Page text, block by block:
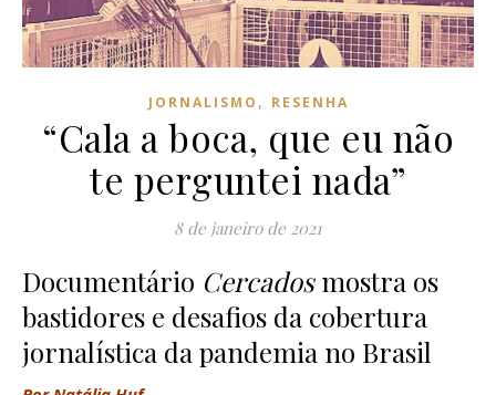
JORNALISMO , RESENHA
“Cala a boca, que eu não
te perguntei nada”
8 de janeiro de 2021
Documentário Cercadosmostra os
bastidores e desafios da cobertura
jornalística da pandemia no Brasil